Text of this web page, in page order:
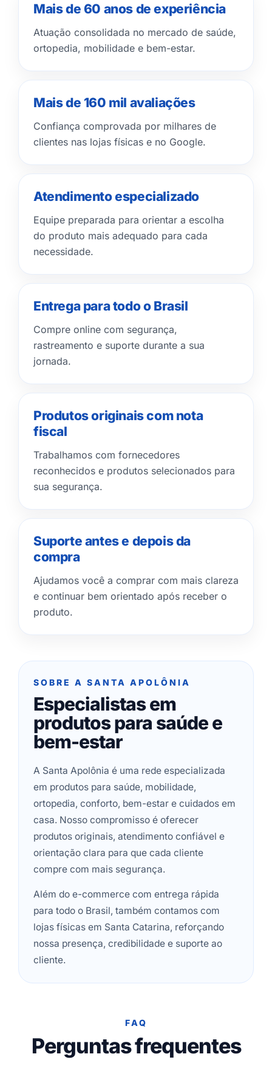
Mais de 60 anos de experiência
Atuação consolidada no mercado de saúde,
ortopedia, mobilidade e bem-estar.
Mais de 160 mil avaliações
Confiança comprovada por milhares de
clientes nas lojas físicas e no Google.
Atendimento especializado
Equipe preparada para orientar a escolha
do produto mais adequado para cada
necessidade.
Entrega para todo o Brasil
Compre online com segurança,
rastreamento e suporte durante a sua
jornada.
Produtos originais com nota
fiscal
Trabalhamos com fornecedores
reconhecidos e produtos selecionados para
sua segurança.
Suporte antes e depois da
compra
Ajudamos você a comprar com mais clareza
e continuar bem orientado após receber o
produto.
SOBRE A SANTA APOLÔNIA
Especialistas em
produtos para saúde e
bem-estar
A Santa Apolônia é uma rede especializada
em produtos para saúde, mobilidade,
ortopedia, conforto, bem-estar e cuidados em
casa. Nosso compromisso é oferecer
produtos originais, atendimento confiável e
orientação clara para que cada cliente
compre com mais segurança.
Além do e-commerce com entrega rápida
para todo o Brasil, também contamos com
lojas físicas em Santa Catarina, reforçando
nossa presença, credibilidade e suporte ao
cliente.
FAQ
Perguntas frequentes